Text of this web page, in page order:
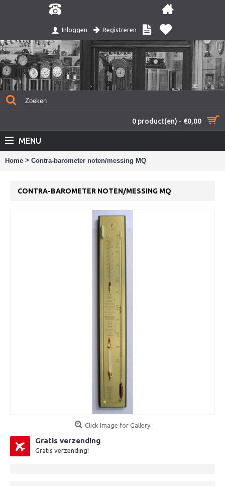
Inloggen Registreren
0 product(en) - €0,00
MENU
Home > Contra-barometer noten/messing MQ
CONTRA-BAROMETER NOTEN/MESSING MQ
Click Image for Gallery
Gratis verzending
Gratis verzending!